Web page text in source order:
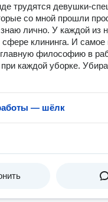
трудятся девушки-
со мной прошли
лично. У каждой из
клининга. И самое
философию в
каждой уборке.
— шёлк